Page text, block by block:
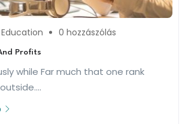
Education 0 hozzászólás
Profits
while Far much that one rank